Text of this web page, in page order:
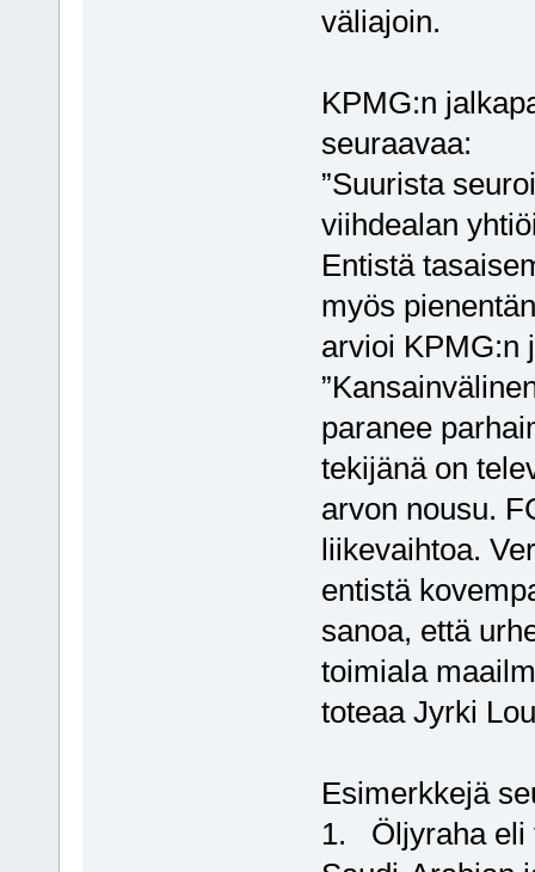
väliajoin.
KPMG:n
seuraavaa:
”Suurista
viihdealan
Entistä
myös
arvioi KPMG:n
paranee
tekijänä on
arvon nousu.
liikevaihtoa.
entistä
sanoa, että
toimiala
toteaa Jyrki
Esimerkkejä
1. Öljyraha eli